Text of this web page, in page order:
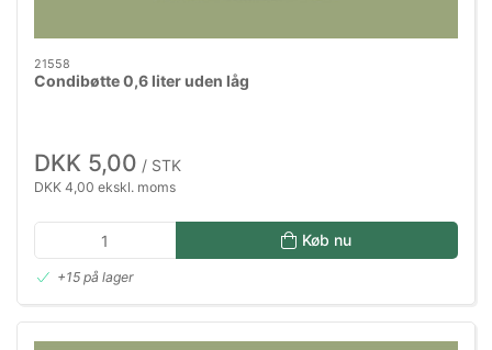
21558
Condibøtte 0,6 liter uden låg
DKK 5,00 / STK
DKK 4,00 ekskl. moms
Køb nu
+15 på lager